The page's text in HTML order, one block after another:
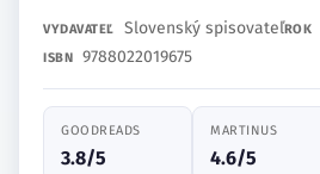
VYDAVATEĽ Slovenský spisovateľROK
ISBN 9788022019675
GOODREADS
3.8/5
MARTINUS
4.6/5